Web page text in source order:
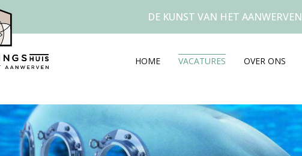
DE KUNST VAN HET AANWERVEN
HOME VACATURES OVER ONS